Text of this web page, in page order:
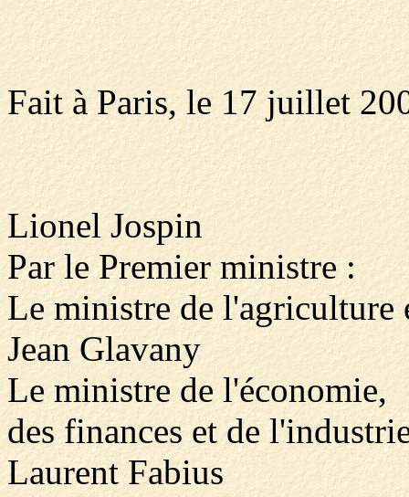
Fait à Paris, le 17 juillet
Lionel Jospin
Par le Premier ministre :
Le ministre de l'agriculture
Jean Glavany
Le ministre de l'économie,
des finances et de
Laurent Fabius